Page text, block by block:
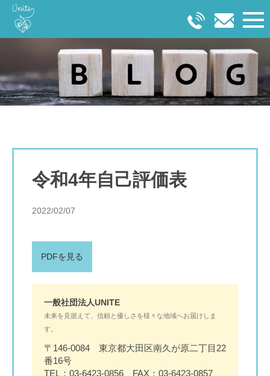
令和4年自己評価表
2022/02/07
PDFを見る
一般社団法人UNITE
未来を見据えて、信頼と優しさを様々な地域へお届けしま
す。
〒146-0084 東京都大田区南久が原二丁目22
番16号
TEL：03-6423-0856 FAX：03-6423-0857